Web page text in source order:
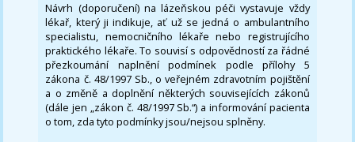
Návrh (doporučení) na lázeňskou péči vystavuje vždy
lékař, který ji indikuje, ať už se jedná o ambulantního
specialistu, nemocničního lékaře nebo registrujícího
praktického lékaře. To souvisí s odpovědností za řádné
přezkoumání naplnění podmínek podle přílohy 5
zákona č. 48/1997 Sb., o veřejném zdravotním pojištění
a o změně a doplnění některých souvisejících zákonů
(dále jen „zákon č. 48/1997 Sb.“) a informování pacienta
o tom, zda tyto podmínky jsou/nejsou splněny.